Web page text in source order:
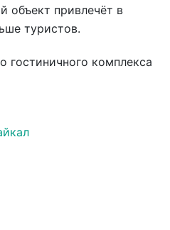
объект привлечёт в
туристов.
гостиничного комплекса